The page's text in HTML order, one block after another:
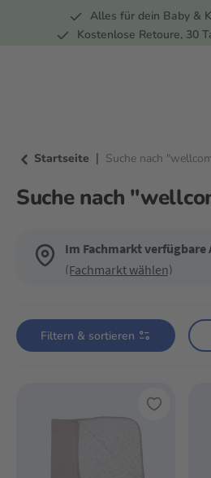
Zur Hauptnavigation springen
Alles für dein Baby &
Kostenlose Retoure, 30
Startseite | Suche nach
Suche nach
Im Fachmarkt verfügbare
(Fachmarkt wählen)
Filtern & sortieren